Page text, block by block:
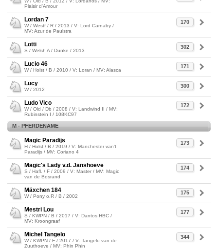
Plaisir d'Amour
170
Lordan 7
W / Westf / R / 2013 / V: Lord Carnaby /
MV: Azur de Paulstra
302
Lotti
S / Welsh A / Dunke / 2013
171
Lucio 46
W / Holst / B / 2010 / V: Loran / MV: Alasca
300
Lucy
W / 2012
172
Ludo Vico
W / Old / Db / 2008 / V: Landwind II / MV:
Rubinstein I / 108KC97
M - PFERDENAME
173
Magic Paradijs
H / Holst / B / 2019 / V: Manchester van't
Paradijs / MV: Coriano 4
174
Magic's Lady v.d. Janshoeve
S / Hafl. / F / 2009 / V: Master / MV: Magic
van de Bosrand
175
Mäxchen 184
W / Pony o.R / B / 2002
177
Mestri Lou
S / KWPN / B / 2017 / V: Dantos HBC /
MV: Kroongraaf
344
Michel Tangelo
W / KWPN / F / 2017 / V: Tangelo van de
Zuuthoeve / MV: Phin Phin